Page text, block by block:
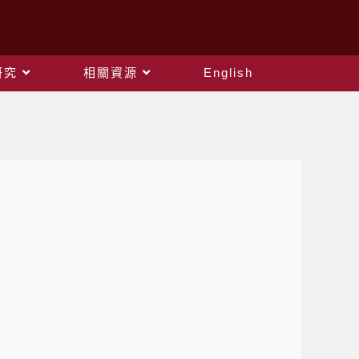
究 相關資源 English